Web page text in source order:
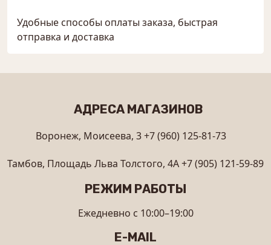
Удобные способы оплаты заказа, быстрая
отправка и доставка
АДРЕСА МАГАЗИНОВ
Воронеж, Моисеева, 3+7 (960) 125-81-73
Тамбов, Площадь Льва Толстого, 4А+7 (905) 121-59-89
РЕЖИМ РАБОТЫ
Ежедневно с 10:00–19:00
E-MAIL